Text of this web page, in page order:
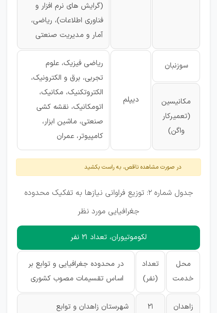
(گرایش های نرم افزار و
فناوری اطلاعات)، ریاضی،
آمار و مدیریت صنعتی
سوزنبان
دیپلم
ریاضی فیزیک، علوم
تجربی، برق و الکترونیک،
الکتروتکنیک، مکانیک،
اتومکانیک، نقشه کشی
صنعتی، ماشین ابزار،
کامپیوتر، عمران
مکانیسین
(تعمیرکار
واگن)
در صورت مشاهده ناقص، به راست بکشید
جدول شماره 2: توزیع فراوانی نیازها به تفکیک محدوده
جغرافیایی مورد نظر
لکوموتیوران، تعداد 21 نفر
محل
خدمت
تعداد
(نفر)
در محدوده جغرافیایی و توابع بر
اساس تقسیمات مصوب کشوری
زاهدان 21 شهرستان زاهدان و توابع